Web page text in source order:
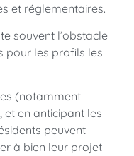
et réglementaires.
souvent l’obstacle
pour les profils les
(notamment
et en anticipant les
peuvent
à bien leur projet